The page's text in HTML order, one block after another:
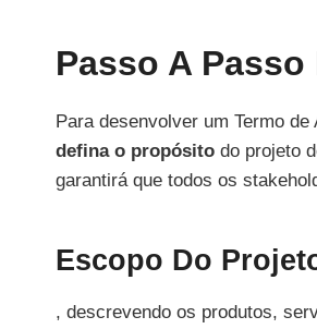
Passo A
Para desenvolver um Termo
defina o propósito do projeto
garantirá que todos os
Escopo Do
, descrevendo os produtos,